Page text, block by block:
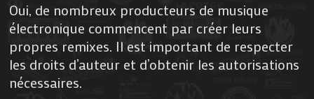
Oui, de nombreux producteurs de musique
électronique commencent par créer leurs
propres remixes. Il est important de respecter
les droits d’auteur et d’obtenir les autorisations
nécessaires.